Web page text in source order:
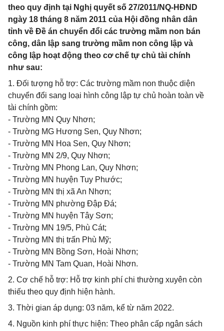
theo quy định tại Nghị quyết số 27/2011/NQ-HĐND
ngày 18 tháng 8 năm 2011 của Hội đồng nhân dân
tỉnh về Đề án chuyển đổi các trường mầm non bán
công, dân lập sang trường mầm non công lập và
công lập hoạt động theo cơ chế tự chủ tài chính
như sau:
1. Đối tượng hỗ trợ: Các trường mầm non thuộc diện
chuyển đổi sang loại hình công lập tự chủ hoàn toàn về
tài chính gồm:
- Trường MN Quy Nhơn;
- Trường MG Hương Sen, Quy Nhơn;
- Trường MN Hoa Sen, Quy Nhơn;
- Trường MN 2/9, Quy Nhơn;
- Trường MN Phong Lan, Quy Nhơn;
- Trường MN huyện Tuy Phước;
- Trường MN thị xã An Nhơn;
- Trường MN phường Đập Đá;
- Trường MN huyện Tây Sơn;
- Trường MN 19/5, Phù Cát;
- Trường MN thị trấn Phù Mỹ;
- Trường MN Bồng Sơn, Hoài Nhơn;
- Trường MN Tam Quan, Hoài Nhơn.
2. Cơ chế hỗ trợ: Hỗ trợ kinh phí chi thường xuyên còn
thiếu theo quy định hiện hành.
3. Thời gian áp dụng: 03 năm, kể từ năm 2022.
4. Nguồn kinh phí thực hiện: Theo phân cấp ngân sách